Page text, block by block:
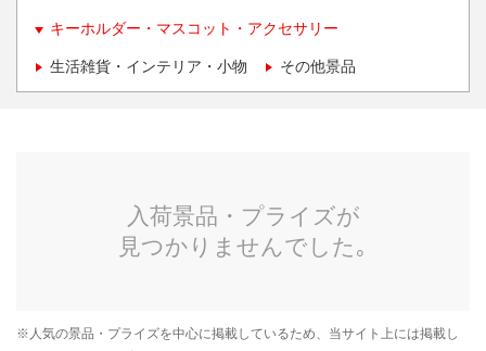
キーホルダー・マスコット・アクセサリー
生活雑貨・インテリア・小物 その他景品